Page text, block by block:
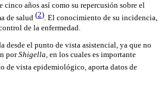
cinco años así como su repercusión sobre el
de salud(2). El conocimiento de su incidencia,
de la enfermedad.
el punto de vista asistencial, ya que no
porShigella, en los cuales es importante
de vista epidemiológico, aporta datos de